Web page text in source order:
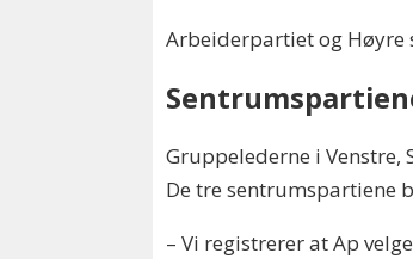
Arbeiderpartiet og Høyre
Gruppelederne i Venstre,
De tre sentrumspartiene
– Vi registrerer at Ap